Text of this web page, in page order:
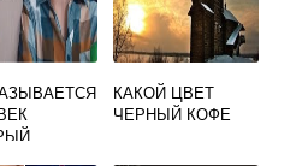
КАКОЙ ЦВЕТ
ЧЕРНЫЙ КОФЕ